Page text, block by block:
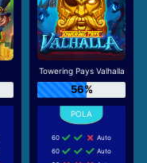
Towering Pays Valhalla
56%
60
Auto
60
Auto